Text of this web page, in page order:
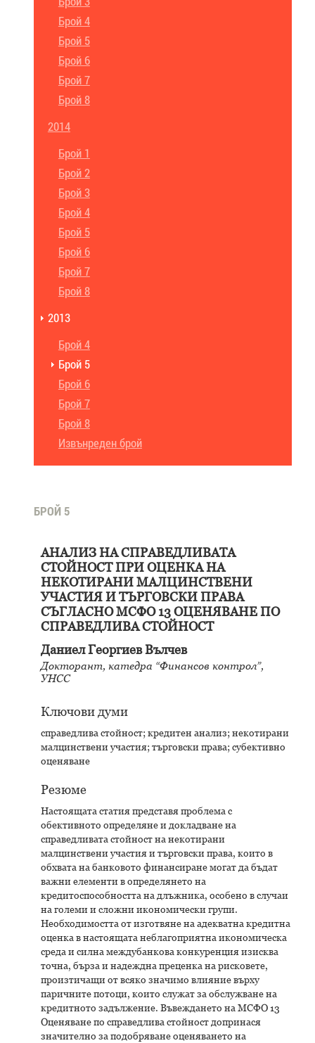
Брой 4
Брой 5
Брой 6
Брой 7
Брой 8
2014
Брой 1
Брой 2
Брой 3
Брой 4
Брой 5
Брой 6
Брой 7
Брой 8
2013
Брой 4
Брой 5
Брой 6
Брой 7
Брой 8
Извънреден брой
БРОЙ 5
АНАЛИЗ НА СПРАВЕДЛИВАТА
СТОЙНОСТ ПРИ ОЦЕНКА НА
НЕКОТИРАНИ МАЛЦИНСТВЕНИ
УЧАСТИЯ И ТЪРГОВСКИ ПРАВА
СЪГЛАСНО МСФО 13 ОЦЕНЯВАНЕ ПО
СПРАВЕДЛИВА СТОЙНОСТ
Даниел Георгиев Вълчев
Докторант, катедра “Финансов контрол”,
УНСС
Ключови думи
справедлива стойност; кредитен анализ; некотирани
малцинствени участия; търговски права; субективно
оценяване
Резюме
Настоящата статия представя проблема с
обективното определяне и докладване на
справедливата стойност на некотирани
малцинствени участия и търговски права, които в
обхвата на банковото финансиране могат да бъдат
важни елементи в определянето на
кредитоспособността на длъжника, особено в случаи
на големи и сложни икономически групи.
Необходимостта от изготвяне на адекватна кредитна
оценка в настоящата неблагоприятна икономическа
среда и силна междубанкова конкуренция изисква
точна, бърза и надеждна преценка на рисковете,
произтичащи от всяко значимо влияние върху
паричните потоци, които служат за обслужване на
кредитното задължение. Въвеждането на МСФО 13
Оценяване по справедлива стойност допринася
значително за подобряване оценяването на